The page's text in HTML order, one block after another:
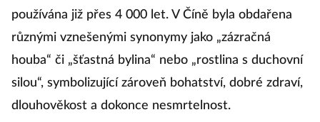
používána již přes 4 000 let. V Číně byla obdařena
různými vznešenými synonymy jako „zázračná
houba“ či „šťastná bylina“ nebo „rostlina s duchovní
silou“, symbolizující zároveň bohatství, dobré zdraví,
dlouhověkost a dokonce nesmrtelnost.